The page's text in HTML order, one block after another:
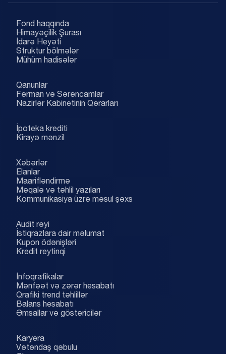
Fond haqqında
Himayəçilik Şurası
İdarə Heyəti
Struktur bölmələr
Mühüm hadisələr
Qanunlar
Fərman və Sərəncamlar
Nazirlər Kabinetinin Qərarları
İpoteka krediti
Kirayə mənzil
Xəbərlər
Elanlar
Maarifləndirmə
Məqalə və təhlil yazıları
Kommunikasiya üzrə məsul şəxs
Audit rəyi
İstiqrazlara dair məlumat
Kupon ödənişləri
Kredit reytinqi
İnfoqrafikalar
Mənfəət və zərər hesabatı
Qrafiki trend təhlillər
Balans hesabatı
Əmsallar və göstəricilər
Karyera
Vətəndaş qəbulu